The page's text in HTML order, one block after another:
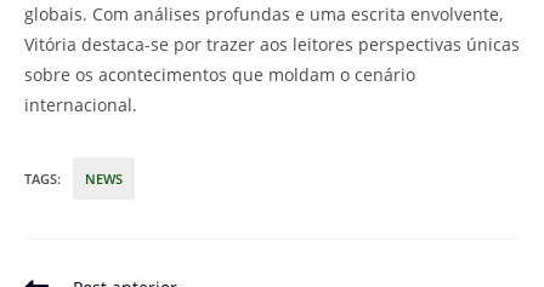
globais. Com análises profundas e uma escrita envolvente,
Vitória destaca-se por trazer aos leitores perspectivas únicas
sobre os acontecimentos que moldam o cenário
internacional.
TAGS: NEWS